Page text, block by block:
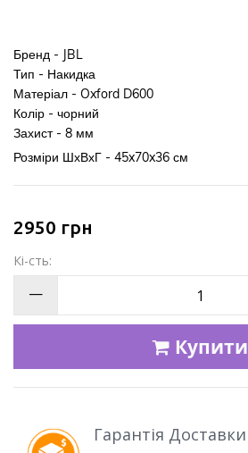
Бренд - JBL
Тип - Накидка
Матеріал - Oxford D600
Колір - чорний
Захист - 8 мм
Розміри ШхВхГ - 45x70x36 см
2950 грн
Кі-сть:
—
Купити
Гарантія Доставки